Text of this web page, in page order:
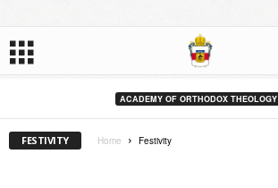
ACADEMY OF ORTHODOX THEOLOGY
FESTIVITY Home Festivity